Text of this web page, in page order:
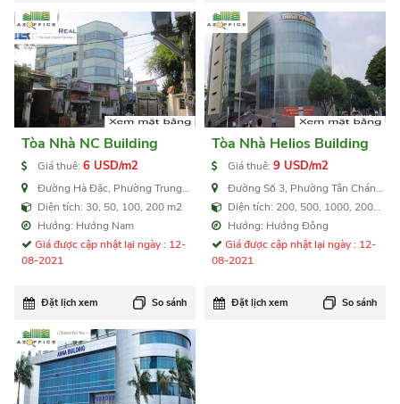
Tòa Nhà NC Building
Giá thuê: 6 USD/m2
Đường Hà Đặc, Phường Trung
Mỹ Tây, Quận 12
Diện tích: 30, 50, 100, 200 m2
Hướng: Hướng Nam
Giá được cập nhật lại ngày : 12-
08-2021
Đặt lịch xem So sánh
Tòa Nhà Helios Building
Giá thuê:9 USD/m2
Đường Số 3, Phường Tân Chánh
Hiệp, Quận 12
Diện tích: 200, 500, 1000, 2000
m2 Hướng: Hướng Đông
Giá được cập nhật lại ngày : 12-
08-2021
Đặt lịch xem So sánh